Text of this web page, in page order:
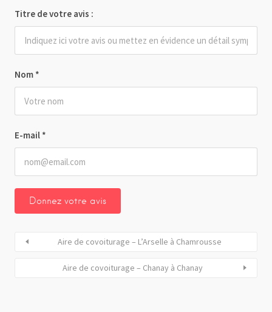
Nom *
E-mail *
Titre de votre avis :
Aire de covoiturage – L’Arselle à Chamrousse
Aire de covoiturage – Chanay à Chanay